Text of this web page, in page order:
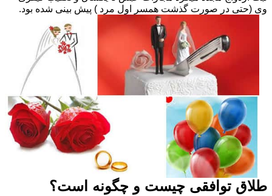
وی (حتی در صورت گذشت همسر اول مرد ) پیش بینی شده بود.
طلاق توافقی چیست و چگونه است؟